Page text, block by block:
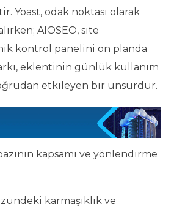
Yoast, odak noktası olarak
AIOSEO, site
kontrol panelini ön planda
eklentinin günlük kullanım
etkileyen bir unsurdur.
kapsamı ve yönlendirme
karmaşıklık ve